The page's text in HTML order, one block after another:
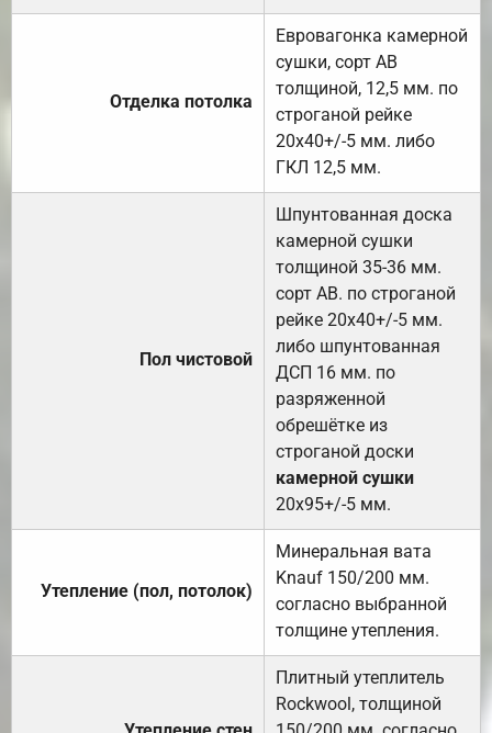
Отделка потолка
Евровагонка камерной
сушки, сорт АВ
толщиной, 12,5 мм. по
строганой рейке
20х40+/-5 мм. либо
ГКЛ 12,5 мм.
Пол чистовой
Шпунтованная доска
камерной сушки
толщиной 35-36 мм.
сорт АВ. по строганой
рейке 20х40+/-5 мм.
либо шпунтованная
ДСП 16 мм. по
разряженной
обрешётке из
строганой доски
камерной сушки
20х95+/-5 мм.
Утепление (пол, потолок)
Минеральная вата
Knauf 150/200 мм.
согласно выбранной
толщине утепления.
Плитный утеплитель
Rockwool, толщиной